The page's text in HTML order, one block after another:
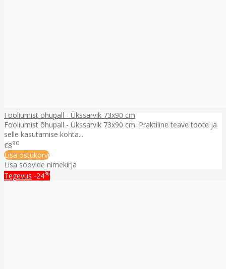
Fooliumist õhupall - Ükssarvik 73x90 cm
Fooliumist õhupall - Ükssarvik 73x90 cm. Praktiline teave toote ja
selle kasutamise kohta...
€890
Lisa ostukorvi
Lisa soovide nimekirja
Tegevus -24%